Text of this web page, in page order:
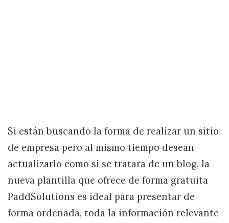
Si están buscando la forma de realizar un sitio
de empresa pero al mismo tiempo desean
actualizarlo como si se tratara de un blog, la
nueva plantilla que ofrece de forma gratuita
PaddSolutions es ideal para presentar de
forma ordenada, toda la información relevante